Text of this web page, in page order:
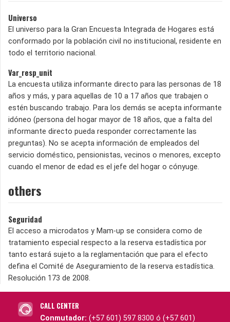
Universo
El universo para la Gran Encuesta Integrada de Hogares está
conformado por la población civil no institucional, residente en
todo el territorio nacional.
Var_resp_unit
La encuesta utiliza informante directo para las personas de 18
años y más, y para aquellas de 10 a 17 años que trabajen o
estén buscando trabajo. Para los demás se acepta informante
idóneo (persona del hogar mayor de 18 años, que a falta del
informante directo pueda responder correctamente las
preguntas). No se acepta información de empleados del
servicio doméstico, pensionistas, vecinos o menores, excepto
cuando el menor de edad es el jefe del hogar o cónyuge.
others
Seguridad
El acceso a microdatos y Mam-up se considera como de
tratamiento especial respecto a la reserva estadística por
tanto estará sujeto a la reglamentación que para el efecto
defina el Comité de Aseguramiento de la reserva estadística.
Resolución 173 de 2008.
CALL CENTER
Conmutador: (+57 601) 597 8300 ó (+57 601)